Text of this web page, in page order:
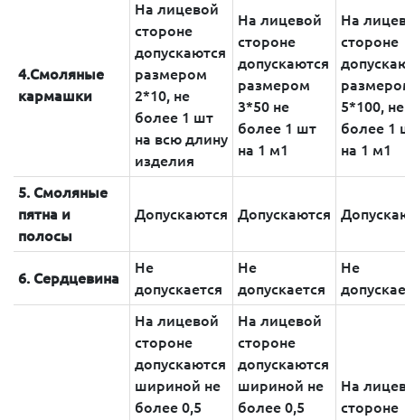
4.Смоляные
кармашки
На лицевой
стороне
допускаются
размером
2*10, не
более 1 шт
на всю длину
изделия
На лицевой
стороне
допускаются
размером
3*50 не
более 1 шт
на 1 м1
На
стороне
5*100, не
более 1
на 1 м1
5. Смоляные
пятна и
полосы
Допускаются Допускаются
6. Сердцевина
Не
допускается
Не
допускается
Не
На лицевой
стороне
допускаются
шириной не
более 0,5
На лицевой
стороне
допускаются
шириной не
более 0,5
На
стороне